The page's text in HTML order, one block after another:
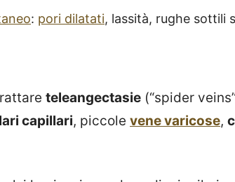
: pori dilatati, lassità, rughe sottili
teleangectasie (“spider
capillari, piccole vene varicose,